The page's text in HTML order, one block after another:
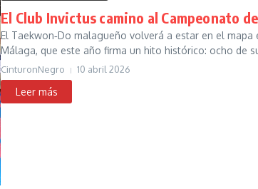
El Club Invictus camino al Campeonato
El Taekwon‑Do malagueño volverá a estar en el
Málaga, que este año firma un hito histórico: ocho de
CinturonNegro 10 abril 2026